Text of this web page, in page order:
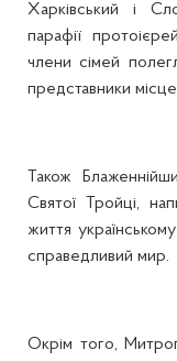
Харківський і
парафії
члени сімей
представники
Також
Святої Тройці,
життя
справедливий мир.
Окрім того,